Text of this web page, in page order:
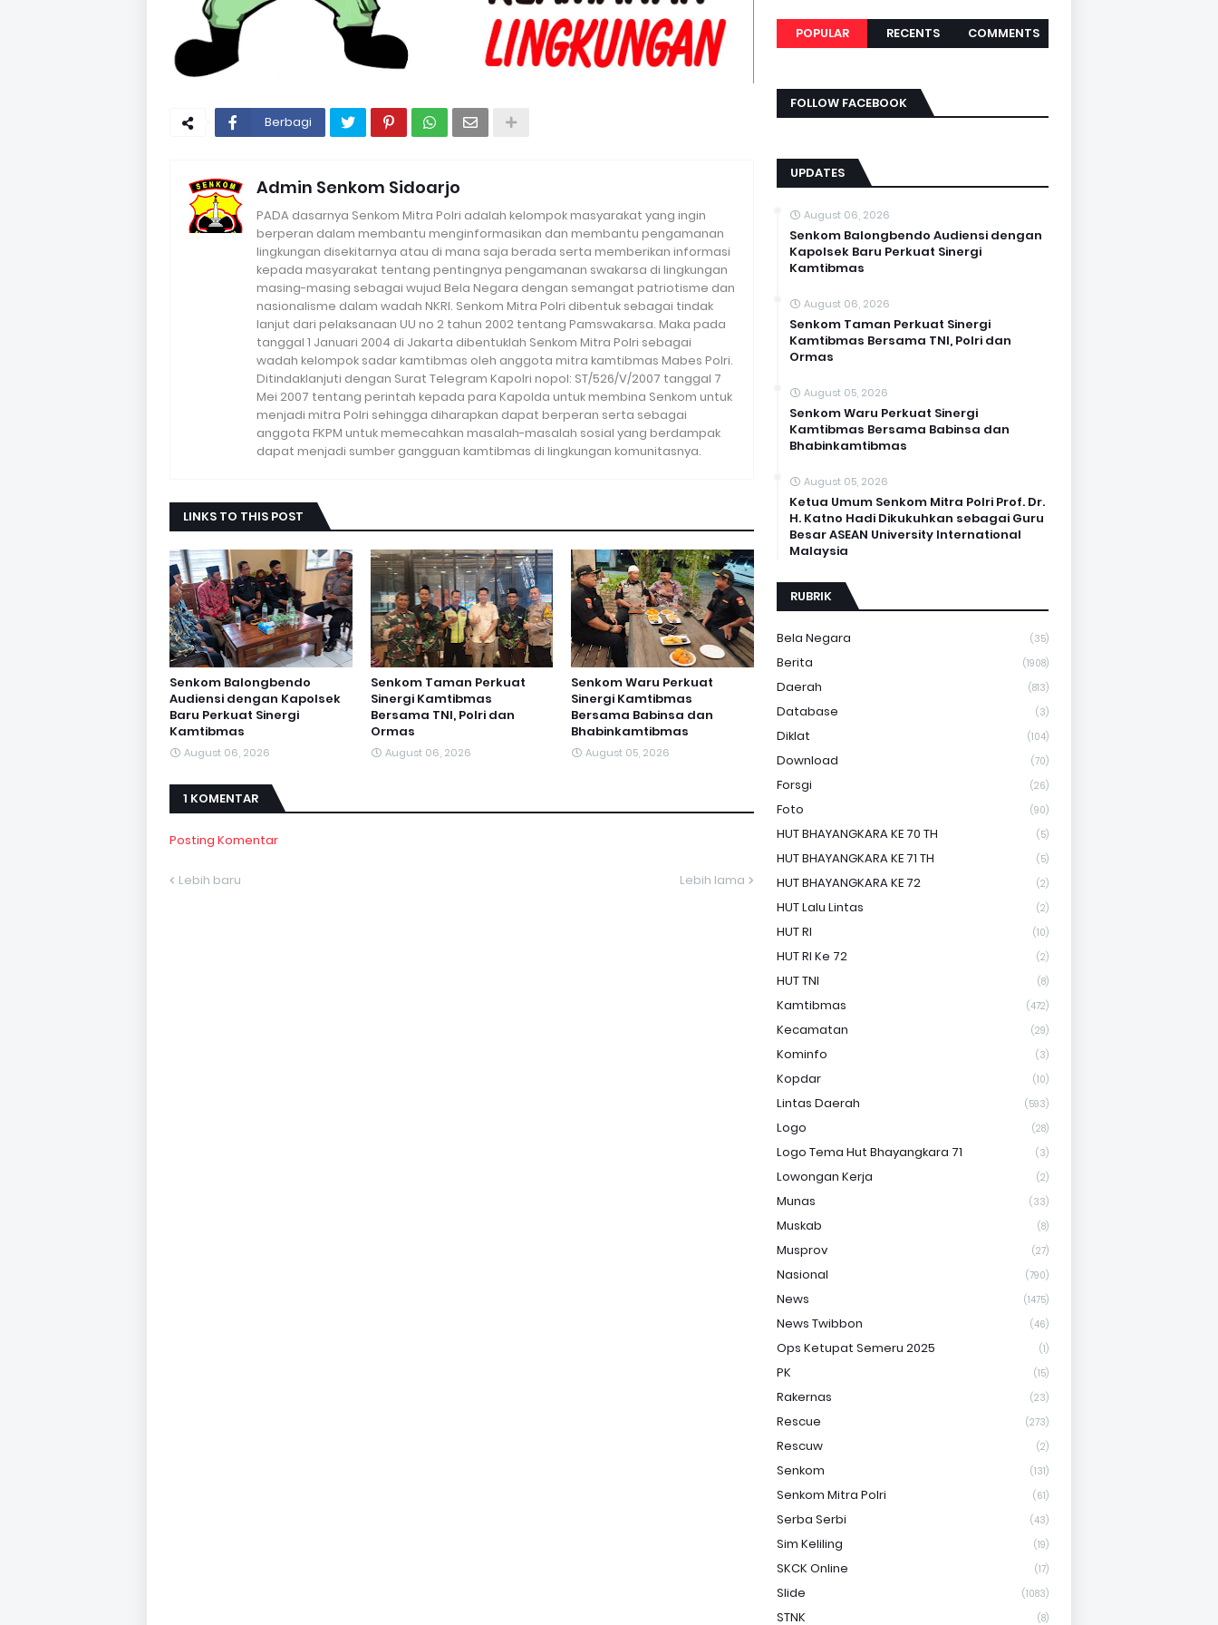
Berbagi
Admin Senkom Sidoarjo
PADA dasarnya Senkom Mitra Polri adalah kelompok masyarakat yang ingin
berperan dalam membantu menginformasikan dan membantu pengamanan
lingkungan disekitarnya atau di mana saja berada serta memberikan informasi
kepada masyarakat tentang pentingnya pengamanan swakarsa di lingkungan
masing-masing sebagai wujud Bela Negara dengan semangat patriotisme dan
nasionalisme dalam wadah NKRI. Senkom Mitra Polri dibentuk sebagai tindak
lanjut dari pelaksanaan UU no 2 tahun 2002 tentang Pamswakarsa. Maka pada
tanggal 1 Januari 2004 di Jakarta dibentuklah Senkom Mitra Polri sebagai
wadah kelompok sadar kamtibmas oleh anggota mitra kamtibmas Mabes Polri.
Ditindaklanjuti dengan Surat Telegram Kapolri nopol: ST/526/V/2007 tanggal 7
Mei 2007 tentang perintah kepada para Kapolda untuk membina Senkom untuk
menjadi mitra Polri sehingga diharapkan dapat berperan serta sebagai
anggota FKPM untuk memecahkan masalah-masalah sosial yang berdampak
dapat menjadi sumber gangguan kamtibmas di lingkungan komunitasnya.
LINKS TO THIS POST
Senkom Balongbendo
Audiensi dengan Kapolsek
Baru Perkuat Sinergi
Kamtibmas
August 06, 2026
Senkom Taman Perkuat
Sinergi Kamtibmas
Bersama TNI, Polri dan
Ormas
August 06, 2026
Senkom Waru Perkuat
Sinergi Kamtibmas
Bersama Babinsa dan
Bhabinkamtibmas
August 05, 2026
1 KOMENTAR
Posting Komentar
Lebih baru Lebih lama
POPULAR RECENTS COMMENTS
FOLLOW FACEBOOK
UPDATES
August 06, 2026
Senkom Balongbendo Audiensi dengan
Kapolsek Baru Perkuat Sinergi
Kamtibmas
August 06, 2026
Senkom Taman Perkuat Sinergi
Kamtibmas Bersama TNI, Polri dan
Ormas
August 05, 2026
Senkom Waru Perkuat Sinergi
Kamtibmas Bersama Babinsa dan
Bhabinkamtibmas
August 05, 2026
Ketua Umum Senkom Mitra Polri Prof. Dr.
H. Katno Hadi Dikukuhkan sebagai Guru
Besar ASEAN University International
Malaysia
RUBRIK
Bela Negara (35)
Berita (1908)
Daerah (813)
Database (3)
Diklat (104)
Download (70)
Forsgi (26)
Foto (90)
HUT BHAYANGKARA KE 70 TH (5)
HUT BHAYANGKARA KE 71 TH (5)
HUT BHAYANGKARA KE 72 (2)
HUT Lalu Lintas (2)
HUT RI (10)
HUT RI Ke 72 (2)
HUT TNI (8)
Kamtibmas (472)
Kecamatan (29)
Kominfo (3)
Kopdar (10)
Lintas Daerah (593)
Logo (28)
Logo Tema Hut Bhayangkara 71 (3)
Lowongan Kerja (2)
Munas (33)
Muskab (8)
Musprov (27)
Nasional (790)
News (1475)
News Twibbon (46)
Ops Ketupat Semeru 2025 (1)
PK (15)
Rakernas (23)
Rescue (273)
Rescuw (2)
Senkom (131)
Senkom Mitra Polri (61)
Serba Serbi (43)
Sim Keliling (19)
SKCK Online (17)
Slide (1083)
STNK (8)